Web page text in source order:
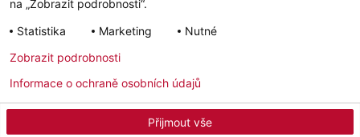
Impressum Ochrana osobních údajů Newsletter
Instagram
na „Zobrazit podrobnosti“.
Statistika
Marketing Nutné
Přijmout vše
Zobrazit podrobnosti
Informace o ochraně osobních údajů